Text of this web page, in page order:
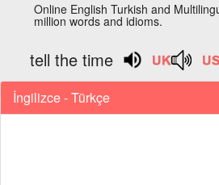
Online English Turkish and
million words and idioms.
tell the time
İngilizce - Türkçe